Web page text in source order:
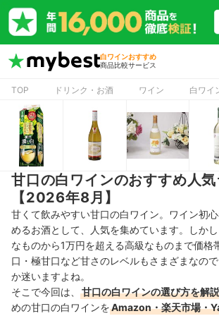
白ワインおすすめ
商品比較サービス
TOP ドリンク・お酒 ワイン 白ワイ
甘口の白ワインのおすすめ人
【2026年8月】
甘くて飲みやすい甘口の白ワイン。ワイン初
めるお酒として、人気を集めています。しか
なものから1万円を超える高級なものまで価格
口・極甘口など甘さのレベルもさまざまなの
か迷いますよね。
そこで今回は、
甘口の白ワインの選び方を解説
めの甘口の白ワインをAmazon・楽天市場・